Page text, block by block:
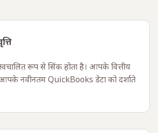
रूप से सिंक होता है। आपके वित्तीय
नवीनतम QuickBooks डेटा को दर्शाते